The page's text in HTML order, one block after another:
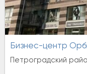
Бизнес-центр
Петроградский